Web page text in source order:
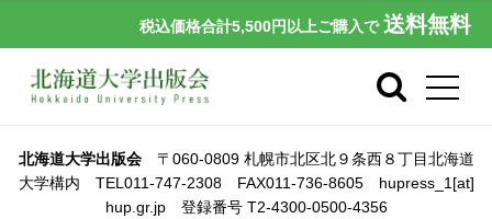
税込価格合計5,500円以上ご購入で 送料無料
北海道大学出版会〒060-0809 札幌市北区北９条西８丁目北海道
大学構内 TEL011-747-2308 FAX011-736-8605 hupress_1[at]
hup.gr.jp 登録番号 T2-4300-0500-4356